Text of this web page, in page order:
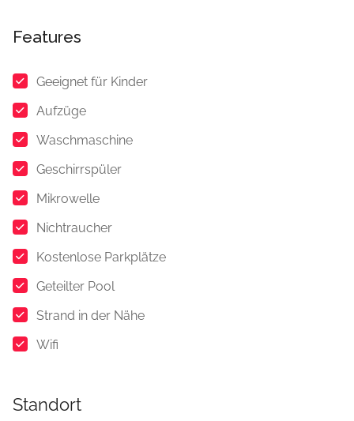
Features
Geeignet für Kinder
Aufzüge
Waschmaschine
Geschirrspüler
Mikrowelle
Nichtraucher
Kostenlose Parkplätze
Geteilter Pool
Strand in der Nähe
Wifi
Standort